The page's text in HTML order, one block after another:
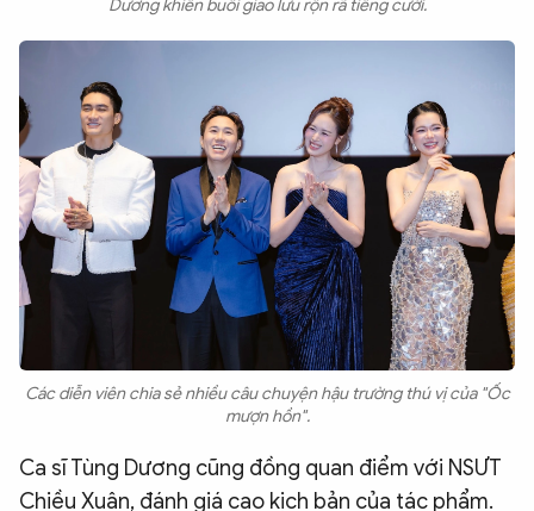
Dương khiến buổi giao lưu rộn rã tiếng cười.
Các diễn viên chia sẻ nhiều câu chuyện hậu trường thú vị của "Ốc
mượn hồn".
Ca sĩ Tùng Dương cũng đồng quan điểm với NSƯT
Chiều Xuân, đánh giá cao kịch bản của tác phẩm.